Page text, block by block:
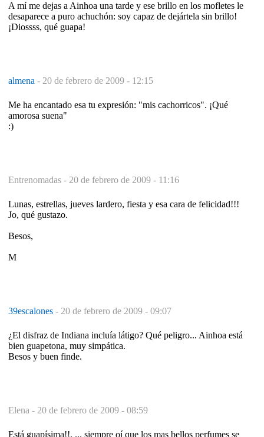
A mí me dejas a Ainhoa una tarde y ese brillo en los mofletes le
desaparece a puro achuchón: soy capaz de dejártela sin brillo!
¡Diossss, qué guapa!
almena - 20 de febrero de 2009 - 12:15
Me ha encantado esa tu expresión: "mis cachorricos". ¡Qué
amorosa suena"
:)
Entrenomadas - 20 de febrero de 2009 - 11:16
Lunas, estrellas, jueves lardero, fiesta y esa cara de felicidad!!!
Jo, qué gustazo.
Besos,
M
39escalones - 20 de febrero de 2009 - 09:07
¿El disfraz de Indiana incluía látigo? Qué peligro... Ainhoa está
bien guapetona, muy simpática.
Besos y buen finde.
Elena - 20 de febrero de 2009 - 08:59
Está guapísima!!, ... siempre oí que los mas bellos perfumes se